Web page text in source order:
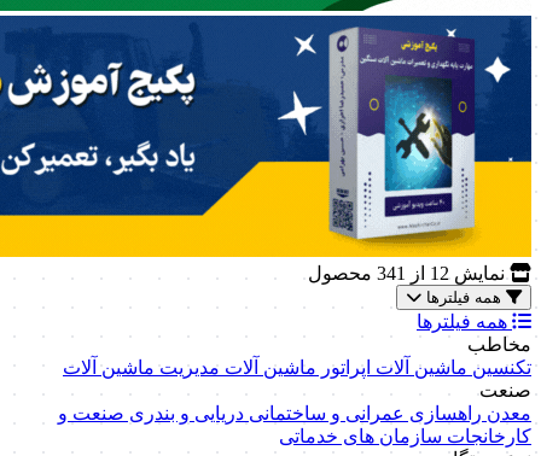
نمایش12 از 341 محصول
همه فیلترها
همه فیلترها
مخاطب
تکنسین ماشین آلات اپراتور ماشین آلات مدیریت ماشین آلات
صنعت
معدن راهسازی عمرانی و ساختمانی دریایی و بندری صنعت و
کارخانجات سازمان های خدماتی